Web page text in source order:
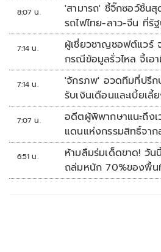
8:07 น.
'สามารถ' ชี้จิ๊กซอว์ชิ้นสุ
รถไฟไทย-ลาว-จีน ที่รั
ทันที
7:14 น.
ผู้เชี่ยวชาญซอฟต์แวร์
กรณีข้อมูลรั่วไหล จี้เอ
ระบบตามกฎหมาย
7:14 น.
'จักรภพ' อวดทีมที่ปรึ
รับเงินเดือนและเบี้ยเลี้
7:07 น.
อดีตผู้พิพากษาแนะถึง
แดนแห่งกรรมสิทธิ์จา
6:51 น.
ห้ามลืมร่มเด็ดขาด! วั
ถล่มหนัก 70%ของพื้น